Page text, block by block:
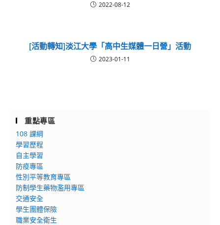
2022-08-12
[活動轉知]淡江大學「高中生媒體一日營」活動
2023-01-11
重點專區
108 課綱
學習歷程
自主學習
防疫專區
性別平等教育專區
防制學生藥物濫用專區
交通安全
學生團體保險
職業安全衛生